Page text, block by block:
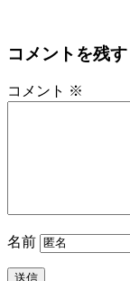
コメントを残す
コメント ※
名前